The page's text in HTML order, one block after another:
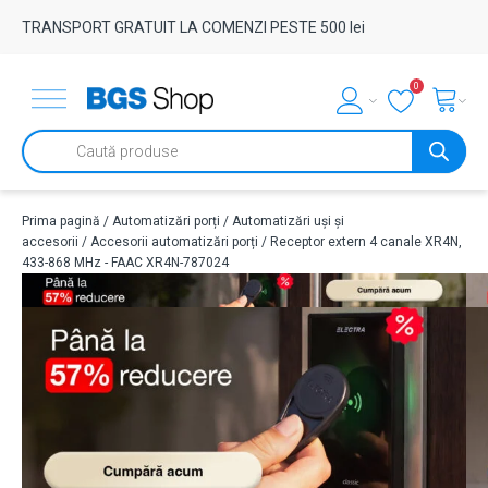
TRANSPORT GRATUIT LA COMENZI PESTE 500 lei
0
Products
search
Prima pagină / Automatizări porți / Automatizări uși și
accesorii / Accesorii automatizări porți / Receptor extern 4 canale XR4N,
433-868 MHz - FAAC XR4N-787024